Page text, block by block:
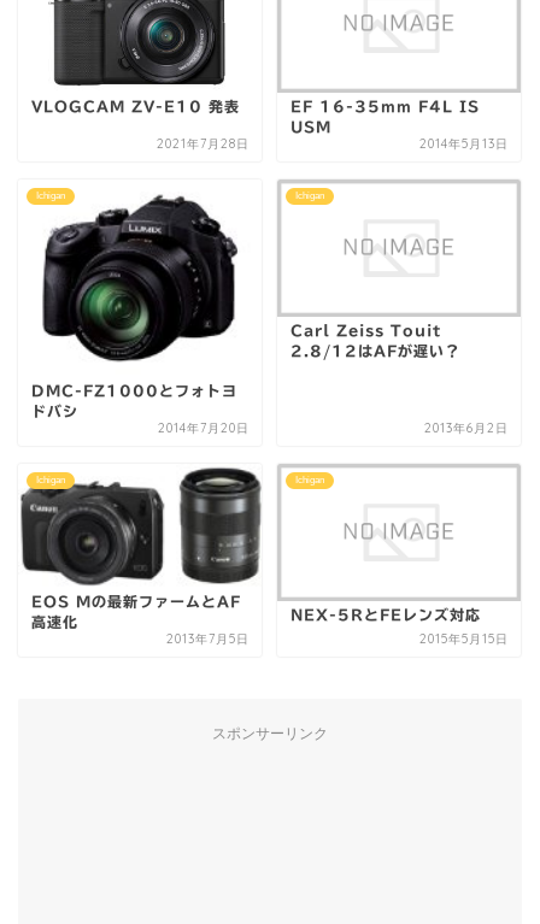
VLOGCAM ZV-E10 発表
2021年7月28日
EF 16-35mm F4L IS
USM
2014年5月13日
Ichigan
DMC-FZ1000とフォトヨ
ドバシ
2014年7月20日
Ichigan
Carl Zeiss Touit
2.8/12はAFが遅い？
2013年6月2日
Ichigan
EOS Mの最新ファームとAF
高速化
2013年7月5日
Ichigan
NEX-5RとFEレンズ対応
2015年5月15日
スポンサーリンク